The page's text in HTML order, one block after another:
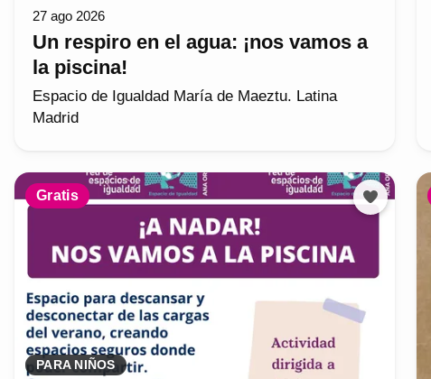
27 ago 2026
Un respiro en el agua: ¡nos vamos a
la piscina!
Espacio de Igualdad María de Maeztu. Latina
Madrid
Gratis
PARA NIÑOS